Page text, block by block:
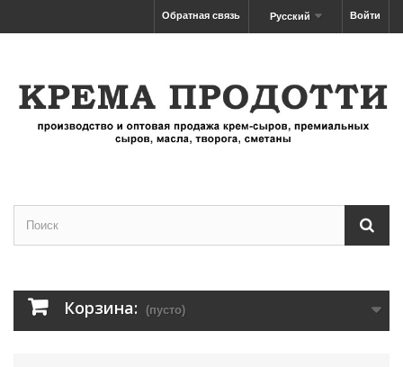
Войти
Русский
Обратная связь
Корзина: (пусто)